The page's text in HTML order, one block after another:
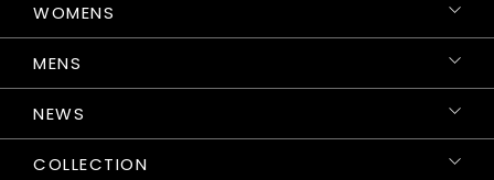
WOMENS
MENS
NEWS
COLLECTION